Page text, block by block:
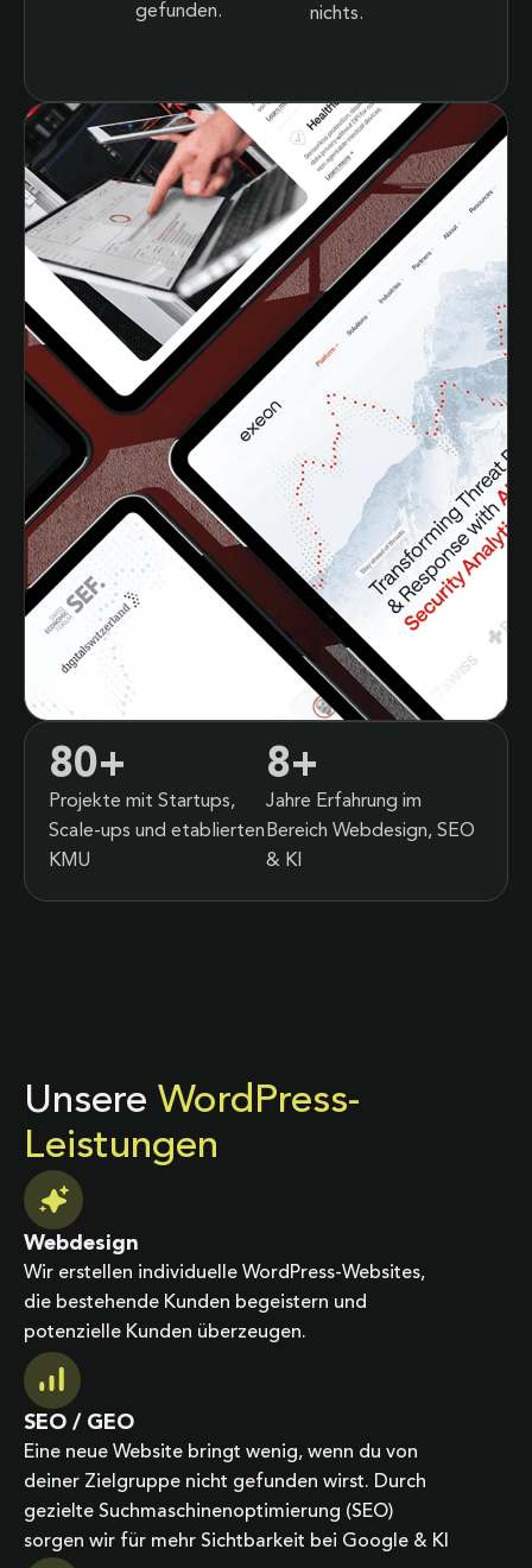
Projekte mit Startups,
Scale-ups und etablierten
KMU
80+
Jahre Erfahrung im
Bereich Webdesign, SEO
& KI
8+
gefunden.
nichts.
Unsere WordPress-
Leistungen
Webdesign
Wir erstellen individuelle WordPress-Websites,
die bestehende Kunden begeistern und
potenzielle Kunden überzeugen.
SEO / GEO
Eine neue Website bringt wenig, wenn du von
deiner Zielgruppe nicht gefunden wirst. Durch
gezielte Suchmaschinenoptimierung (SEO)
sorgen wir für mehr Sichtbarkeit bei Google & KI